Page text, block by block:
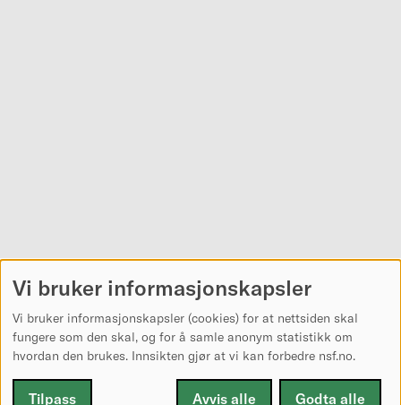
Vi bruker informasjonskapsler
Vi bruker informasjonskapsler (cookies) for at nettsiden skal
fungere som den skal, og for å samle anonym statistikk om
hvordan den brukes. Innsikten gjør at vi kan forbedre nsf.no.
Tilpass Avvis alle Godta alle